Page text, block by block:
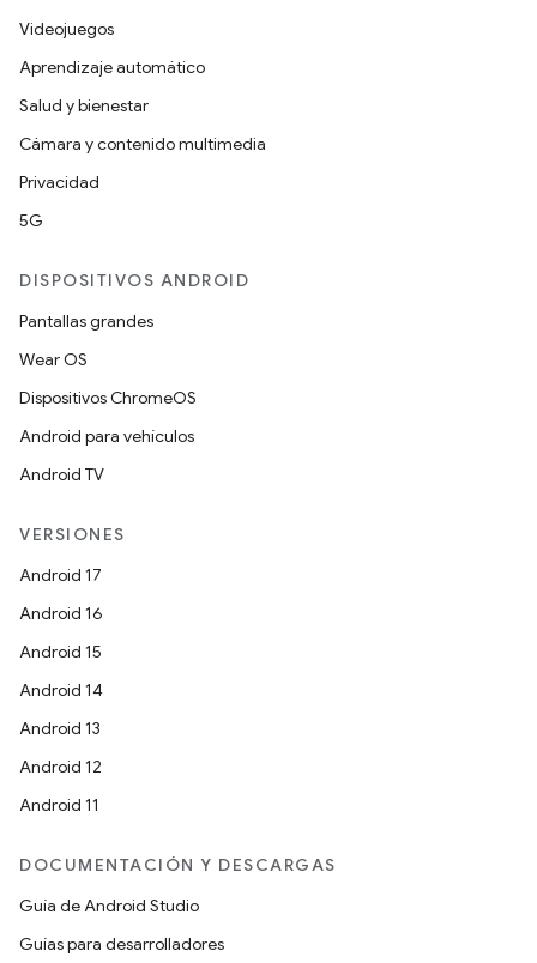
Videojuegos
Aprendizaje automático
Salud y bienestar
Cámara y contenido multimedia
Privacidad
5G
DISPOSITIVOS ANDROID
Pantallas grandes
Wear OS
Dispositivos ChromeOS
Android para vehículos
Android TV
VERSIONES
Android 17
Android 16
Android 15
Android 14
Android 13
Android 12
Android 11
DOCUMENTACIÓN Y DESCARGAS
Guía de Android Studio
Guías para desarrolladores